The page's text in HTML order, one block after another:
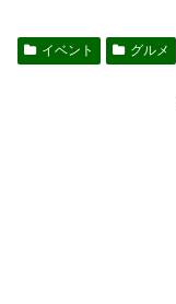
イベント グルメ